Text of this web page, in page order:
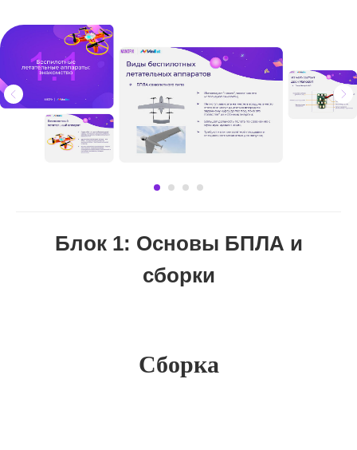
Блок 1: Основы БПЛА и
сборки
Сборка